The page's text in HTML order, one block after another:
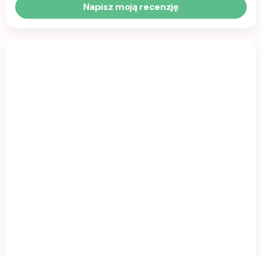
Napisz moją recenzję